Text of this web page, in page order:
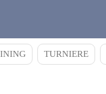
TURNIERE